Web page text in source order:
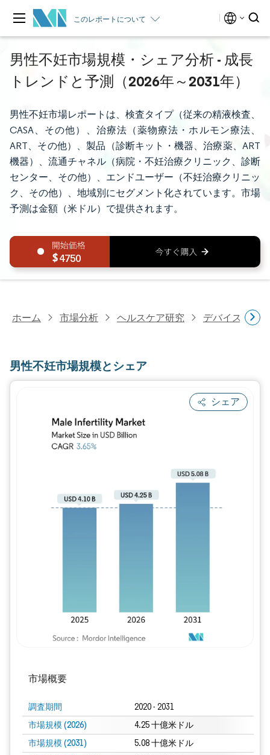
このレポートについて
男性不妊市場規模・シェア分析 - 成長
トレンドと予測（2026年～2031年）
男性不妊市場レポートは、検査タイプ（従来の精液検査、
CASA、その他）、治療法（薬物療法・ホルモン療法、
ART、その他）、製品（診断キット・機器、治療薬、ART
機器）、流通チャネル（病院・不妊治療クリニック、診断
センター、その他）、エンドユーザー（不妊治療クリニッ
ク、その他）、地域別にセグメント化されています。市場
予測は金額（米ドル）で提供されます。
4750
ホーム 市場分析 ヘルスケア研究 デバイス・医
男性不妊市場規模とシェア
シェア
市場概要
調査期間 2020 - 2031
市場規模 (2026) 4.25 十億米ドル
市場規模 (2031) 5.08 十億米ドル